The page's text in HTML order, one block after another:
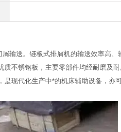
输送。链板式排屑机的输送效率高、
不锈钢板，主要零部件均经耐磨及
现代化生产中*的机床辅助设备，亦